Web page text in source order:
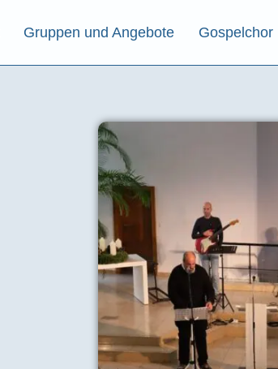
Gruppen und Angebote Gospelchor